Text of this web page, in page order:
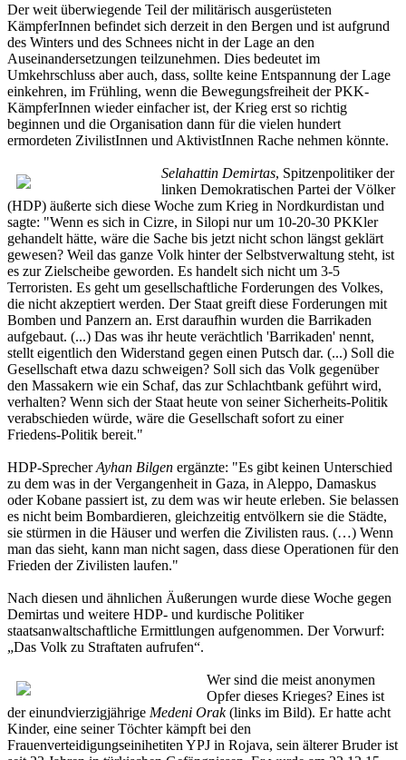
Der weit überwiegende Teil der militärisch ausgerüsteten
KämpferInnen befindet sich derzeit in den Bergen und ist aufgrund
des Winters und des Schnees nicht in der Lage an den
Auseinandersetzungen teilzunehmen. Dies bedeutet im
Umkehrschluss aber auch, dass, sollte keine Entspannung der Lage
einkehren, im Frühling, wenn die Bewegungsfreiheit der PKK-
KämpferInnen wieder einfacher ist, der Krieg erst so richtig
beginnen und die Organisation dann für die vielen hundert
ermordeten ZivilistInnen und AktivistInnen Rache nehmen könnte.
Selahattin Demirtas, Spitzenpolitiker der
linken Demokratischen Partei der Völker
(HDP) äußerte sich diese Woche zum Krieg in Nordkurdistan und
sagte: "Wenn es sich in Cizre, in Silopi nur um 10-20-30 PKKler
gehandelt hätte, wäre die Sache bis jetzt nicht schon längst geklärt
gewesen? Weil das ganze Volk hinter der Selbstverwaltung steht, ist
es zur Zielscheibe geworden. Es handelt sich nicht um 3-5
Terroristen. Es geht um gesellschaftliche Forderungen des Volkes,
die nicht akzeptiert werden. Der Staat greift diese Forderungen mit
Bomben und Panzern an. Erst daraufhin wurden die Barrikaden
aufgebaut. (...) Das was ihr heute verächtlich 'Barrikaden' nennt,
stellt eigentlich den Widerstand gegen einen Putsch dar. (...) Soll die
Gesellschaft etwa dazu schweigen? Soll sich das Volk gegenüber
den Massakern wie ein Schaf, das zur Schlachtbank geführt wird,
verhalten? Wenn sich der Staat heute von seiner Sicherheits-Politik
verabschieden würde, wäre die Gesellschaft sofort zu einer
Friedens-Politik bereit."
HDP-SprecherAyhan Bilgen ergänzte: "Es gibt keinen Unterschied
zu dem was in der Vergangenheit in Gaza, in Aleppo, Damaskus
oder Kobane passiert ist, zu dem was wir heute erleben. Sie belassen
es nicht beim Bombardieren, gleichzeitig entvölkern sie die Städte,
sie stürmen in die Häuser und werfen die Zivilisten raus. (…) Wenn
man das sieht, kann man nicht sagen, dass diese Operationen für den
Frieden der Zivilisten laufen."
Nach diesen und ähnlichen Äußerungen wurde diese Woche gegen
Demirtas und weitere HDP- und kurdische Politiker
staatsanwaltschaftliche Ermittlungen aufgenommen. Der Vorwurf:
„Das Volk zu Straftaten aufrufen“.
Wer sind die meist anonymen
Opfer dieses Krieges? Eines ist
der einundvierzigjährige Medeni Orak(links im Bild). Er hatte acht
Kinder, eine seiner Töchter kämpft bei den
Frauenverteidigungseinihetiten YPJ in Rojava, sein älterer Bruder ist